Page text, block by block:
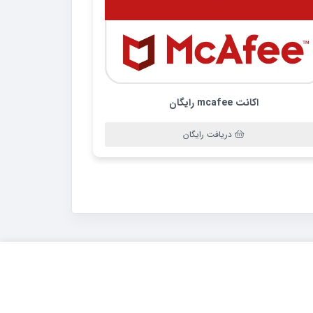
اکانت mcafee رایگان
دریافت رایگان